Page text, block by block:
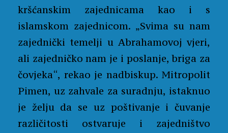
kršćanskim zajednicama kao i s
islamskom zajednicom. „Svima su nam
zajednički temelji u Abrahamovoj vjeri,
ali zajedničko nam je i poslanje, briga za
čovjeka“, rekao je nadbiskup. Mitropolit
Pimen, uz zahvale za suradnju, istaknuo
je želju da se uz poštivanje i čuvanje
različitosti ostvaruje i zajedništvo